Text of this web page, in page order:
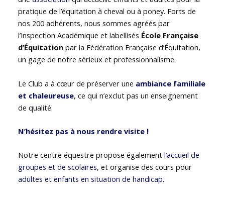
pratique de l’équitation à cheval ou à poney. Forts de
nos 200 adhérents, nous sommes agréés par
l’Inspection Académique et labellisés École Française
d’Équitation par la Fédération Française d’Équitation,
un gage de notre sérieux et professionnalisme.
Le Club a à cœur de préserver une ambiance familiale
et chaleureuse, ce qui n’exclut pas un enseignement
de qualité.
N’hésitez pas à nous rendre visite !
Notre centre équestre propose égalementl’accueil de
groupes et de scolaires, et organise des cours pour
adultes et enfants en situation de handicap.